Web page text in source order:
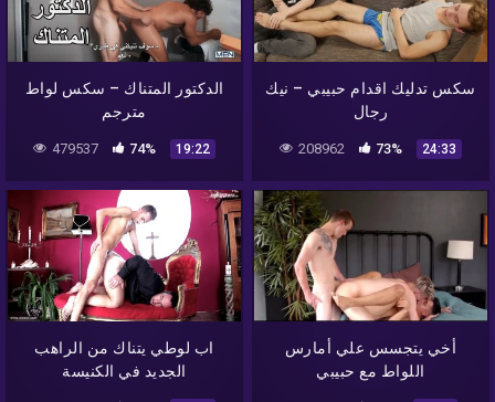
الدكتور المتناك – سكس لواط
مترجم
479537 74% 19:22
سكس تدليك اقدام حبيبي – نيك
رجال
208962 73% 24:33
اب لوطي يتناك من الراهب
الجديد في الكنيسة
أخي يتجسس علي أمارس
اللواط مع حبيبي